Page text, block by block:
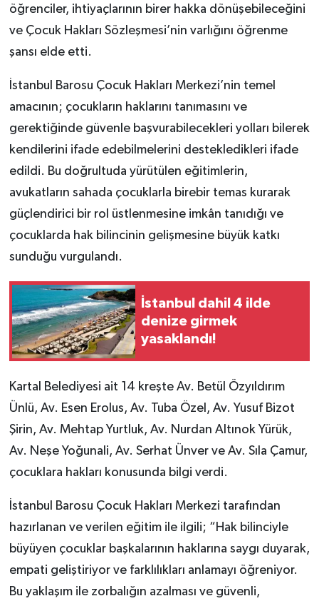
öğrenciler, ihtiyaçlarının birer hakka dönüşebileceğini
ve Çocuk Hakları Sözleşmesi’nin varlığını öğrenme
şansı elde etti.
İstanbul Barosu Çocuk Hakları Merkezi’nin temel
amacının; çocukların haklarını tanımasını ve
gerektiğinde güvenle başvurabilecekleri yolları bilerek
kendilerini ifade edebilmelerini destekledikleri ifade
edildi. Bu doğrultuda yürütülen eğitimlerin,
avukatların sahada çocuklarla birebir temas kurarak
güçlendirici bir rol üstlenmesine imkân tanıdığı ve
çocuklarda hak bilincinin gelişmesine büyük katkı
sunduğu vurgulandı.
İstanbul dahil 4 ilde
denize girmek
yasaklandı!
Kartal Belediyesi ait 14 kreşte Av. Betül Özyıldırım
Ünlü, Av. Esen Erolus, Av. Tuba Özel, Av. Yusuf Bizot
Şirin, Av. Mehtap Yurtluk, Av. Nurdan Altınok Yürük,
Av. Neşe Yoğunali, Av. Serhat Ünver ve Av. Sıla Çamur,
çocuklara hakları konusunda bilgi verdi.
İstanbul Barosu Çocuk Hakları Merkezi tarafından
hazırlanan ve verilen eğitim ile ilgili; “Hak bilinciyle
büyüyen çocuklar başkalarının haklarına saygı duyarak,
empati geliştiriyor ve farklılıkları anlamayı öğreniyor.
Bu yaklaşım ile zorbalığın azalması ve güvenli,